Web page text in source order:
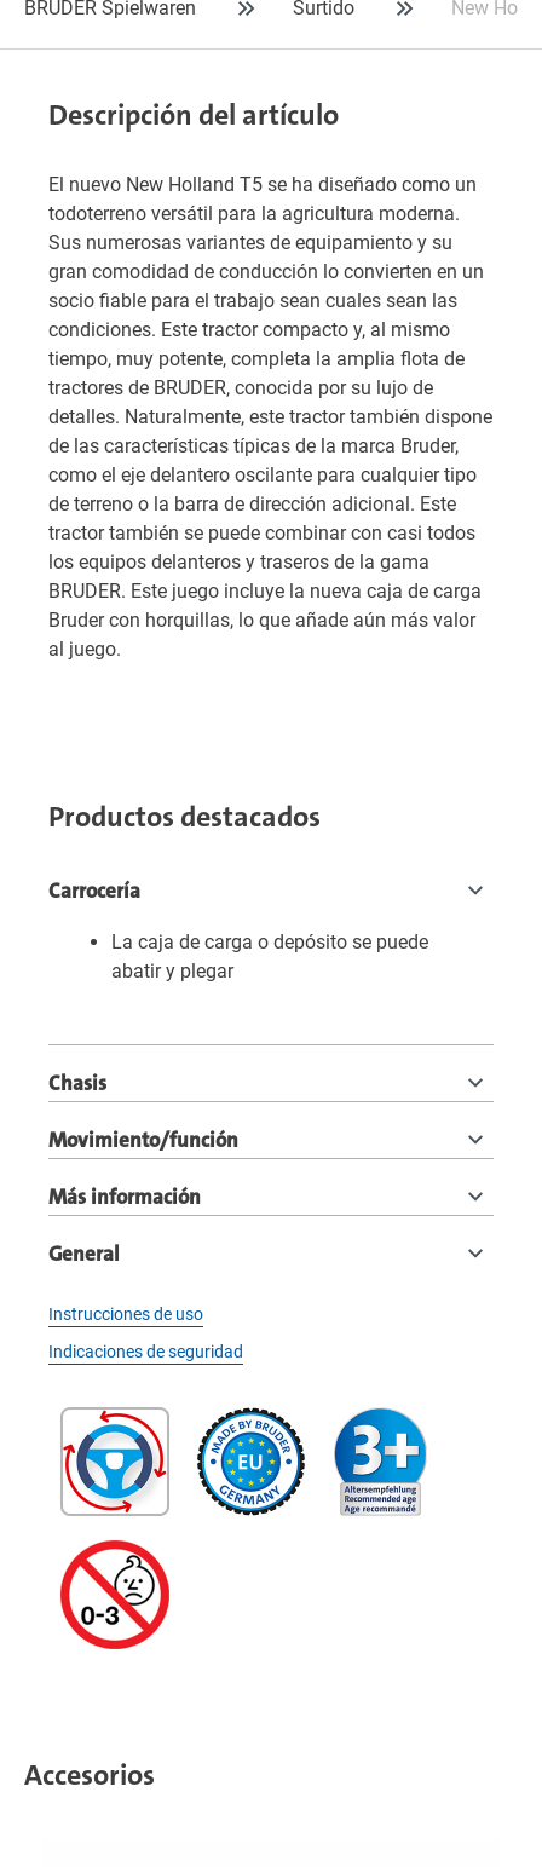
BRUDER Spielwaren Surtido New
Descripción del artículo
El nuevo New Holland T5 se ha diseñado como un
todoterreno versátil para la agricultura moderna.
Sus numerosas variantes de equipamiento y su
gran comodidad de conducción lo convierten en un
socio fiable para el trabajo sean cuales sean las
condiciones. Este tractor compacto y, al mismo
tiempo, muy potente, completa la amplia flota de
tractores de BRUDER, conocida por su lujo de
detalles. Naturalmente, este tractor también dispone
de las características típicas de la marca Bruder,
como el eje delantero oscilante para cualquier tipo
de terreno o la barra de dirección adicional. Este
tractor también se puede combinar con casi todos
los equipos delanteros y traseros de la gama
BRUDER. Este juego incluye la nueva caja de carga
Bruder con horquillas, lo que añade aún más valor
al juego.
Productos destacados
Carrocería
La caja de carga o depósito se puede
abatir y plegar
Chasis
Movimiento/función
Más información
General
Instrucciones de uso
Indicaciones de seguridad
Accesorios